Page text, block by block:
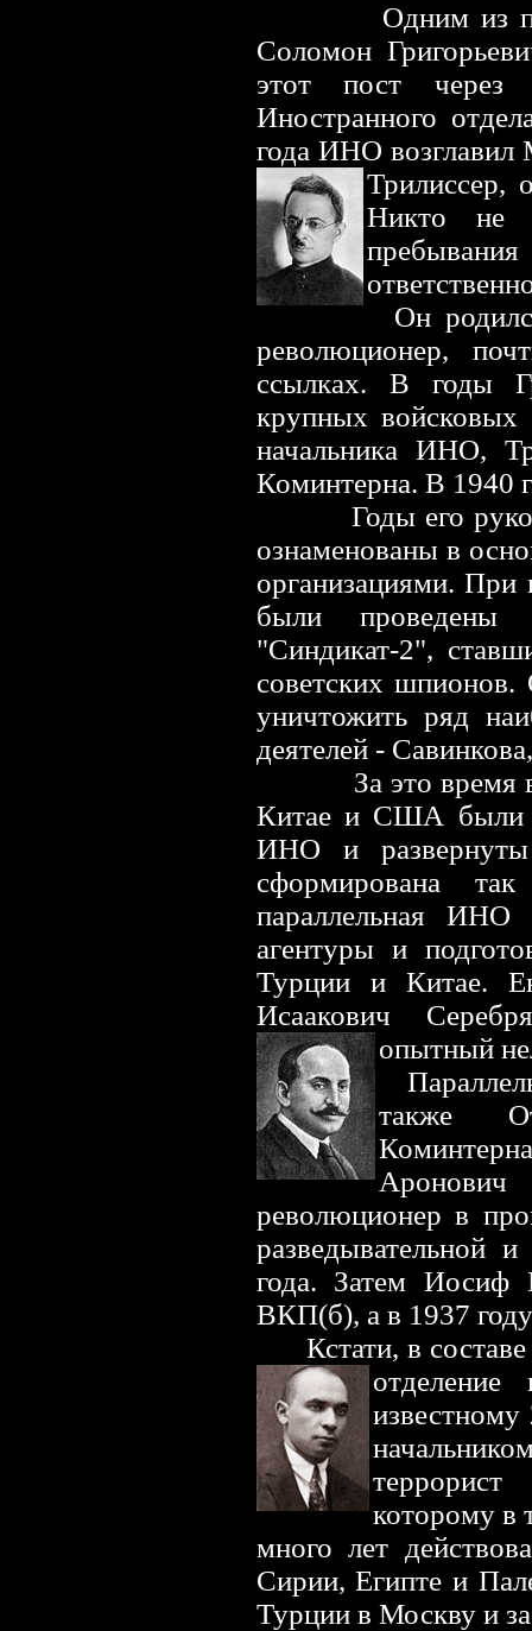
Одним из
Соломон
этот пост через
Иностранного
года ИНО
Трилиссер,
Никто не
Он
революционер,
ссылках. В годы
крупных войсковых
начальника ИНО,
Коминтерна. В 1940
Годы его
ознаменованы в
организациями.
были проведены
"Синдикат-2",
советских
уничтожить ряд
деятелей -
За это время в
Китае и США были
ИНО и
сформирована
параллельная ИНО
агентуры и
Турции и Китае.
Исаакович
опытный
также
Аронович
революционер в
разведывательной
года. Затем Иосиф
ВКП(б), а в 1937
Кстати, в составе
отделение
которому в
много лет
Сирии, Египте и
Турции в Москву и